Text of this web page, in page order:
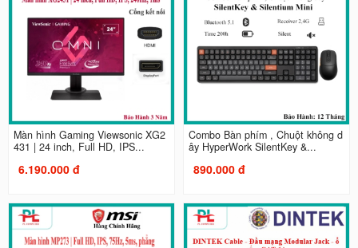
Màn hình Gaming Viewsonic XG2
431 | 24 inch, Full HD, IPS...
6.190.000 đ
Combo Bàn phím , Chuột không d
ây HyperWork SilentKey &...
890.000 đ